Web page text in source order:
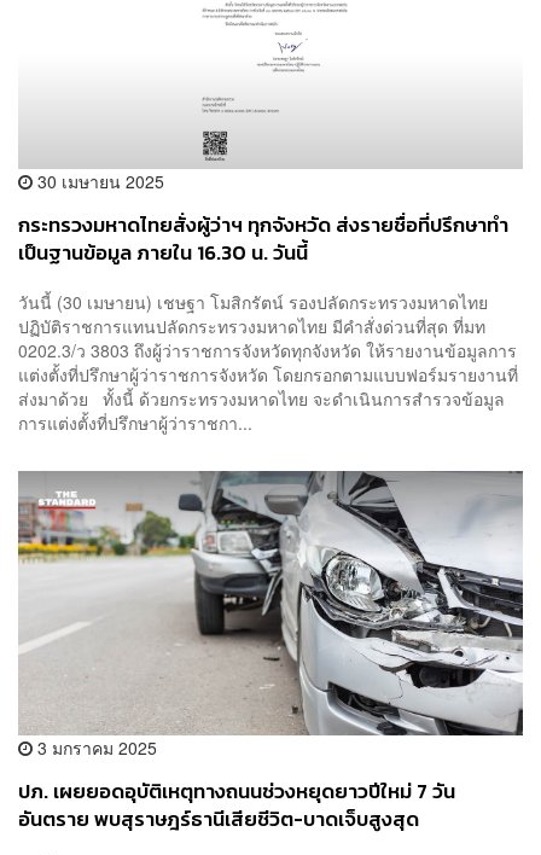
30 เมษายน 2025
กระทรวงมหาดไทยสั่งผู้ว่าฯ ทุกจังหวัด ส่งรายชื่อที่ปรึกษาทำ
เป็นฐานข้อมูล ภายใน 16.30 น. วันนี้
วันนี้ (30 เมษายน) เชษฐา โมสิกรัตน์ รองปลัดกระทรวงมหาดไทย
ปฏิบัติราชการแทนปลัดกระทรวงมหาดไทย มีคำสั่งด่วนที่สุด ที่มท
0202.3/ว 3803 ถึงผู้ว่าราชการจังหวัดทุกจังหวัด ให้รายงานข้อมูลการ
แต่งตั้งที่ปรึกษาผู้ว่าราชการจังหวัด โดยกรอกตามแบบฟอร์มรายงานที่
ส่งมาด้วย ทั้งนี้ ด้วยกระทรวงมหาดไทย จะดำเนินการสำรวจข้อมูล
การแต่งตั้งที่ปรึกษาผู้ว่าราชกา...
3 มกราคม 2025
ปภ. เผยยอดอุบัติเหตุทางถนนช่วงหยุดยาวปีใหม่ 7 วัน
อันตราย พบสุราษฎร์ธานีเสียชีวิต-บาดเจ็บสูงสุด